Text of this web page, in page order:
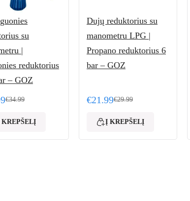
su
|
reduktorius
– GOZ
€34.99
price was: €34.99.
price is: €27.99.
Dujų reduktorius su
manometru LPG |
Propano reduktorius 6
bar – GOZ
€29.99
Original price was: €29.99.
€21.99
Current price is: €21.99.
Į KREPŠELĮ